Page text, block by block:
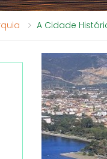
A Cidade